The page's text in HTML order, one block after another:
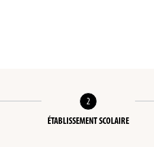
2
ÉTABLISSEMENT SCOLAIRE